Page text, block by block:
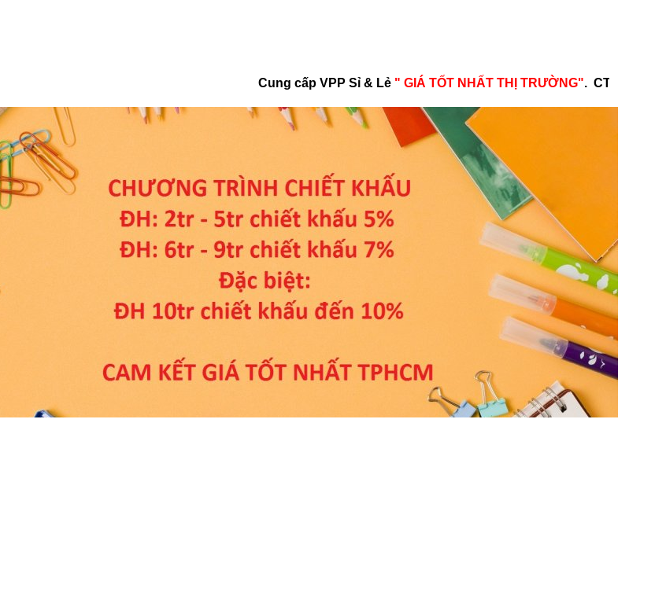
Cung cấp VPP Sỉ & Lẻ" GIÁ TỐT NHẤT THỊ TRƯỜNG". CTKM4tr - 8tr CHIẾT